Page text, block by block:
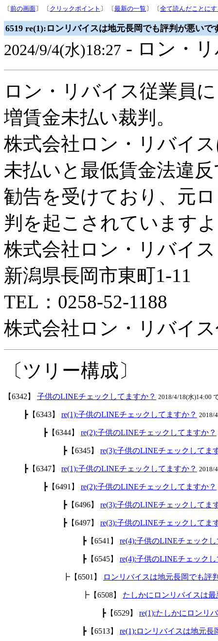
〔前の画面〕 〔 クリックポイント 〕 〔最新の一覧 〕 〔全て読んだことに
6519 re(1):ロンリバイスは地元長岡でも評判が悪いで
2024/9/4(水)18:27 - ロン・
ロン・リバイス従業員
増賃金未払い裁判。
株式会社ロン・リバイ
未払いと最低賃金法違
勧告を受けており、元
判を起こされています
株式会社ロン・リバイス
新潟県長岡市東町1-11
TEL：0258-52-1188
株式会社ロン・リバイ
〔ツリー構成〕
【6342】 子供のLINEチェックしてますか？ 2018/4/18(水)14:00
┣【6343】 re(1):子供のLINEチェックしてますか？ 2018/
┣【6344】 re(2):子供のLINEチェックしてますか？
┣【6345】 re(3):子供のLINEチェックしてま
┣【6347】 re(1):子供のLINEチェックしてますか？ 2018/
┣【6491】 re(2):子供のLINEチェックしてますか？
┣【6496】 re(3):子供のLINEチェックしてま
┣【6497】 re(3):子供のLINEチェックしてま
┣【6541】 re(4):子供のLINEチェック
┣【6545】 re(4):子供のLINEチェック
┣【6501】 ロンリバイスは地元長岡でも評
┣【6508】 たしかにロンリバイスは
┣【6529】 re(1):たしかにロンリ
┣【6513】 re(1):ロンリバイスは地元